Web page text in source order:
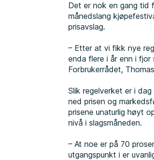
Det er nok en gang tid
månedslang
prisavslag.
– Etter at vi fikk nye
enda flere i år enn i
Forbrukerrådet,
Slik regelverket er i
ned prisen og
prisene unaturlig høyt
nivå i slagsmåneden.
– At noe er på 70
utgangspunkt i er